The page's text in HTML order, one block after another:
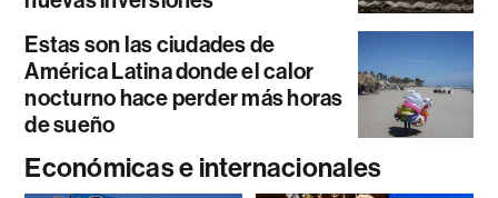
Estas son las ciudades de
América Latina donde el calor
nocturno hace perder más horas
de sueño
Económicas e internacionales